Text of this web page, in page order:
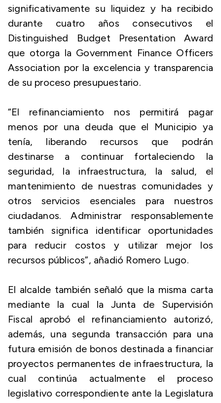
significativamente su liquidez y ha recibido
durante cuatro años consecutivos el
Distinguished Budget Presentation Award
que otorga la Government Finance Officers
Association por la excelencia y transparencia
de su proceso presupuestario.
“El refinanciamiento nos permitirá pagar
menos por una deuda que el Municipio ya
tenía, liberando recursos que podrán
destinarse a continuar fortaleciendo la
seguridad, la infraestructura, la salud, el
mantenimiento de nuestras comunidades y
otros servicios esenciales para nuestros
ciudadanos. Administrar responsablemente
también significa identificar oportunidades
para reducir costos y utilizar mejor los
recursos públicos”, añadió Romero Lugo.
El alcalde también señaló que la misma carta
mediante la cual la Junta de Supervisión
Fiscal aprobó el refinanciamiento autorizó,
además, una segunda transacción para una
futura emisión de bonos destinada a financiar
proyectos permanentes de infraestructura, la
cual continúa actualmente el proceso
legislativo correspondiente ante la Legislatura